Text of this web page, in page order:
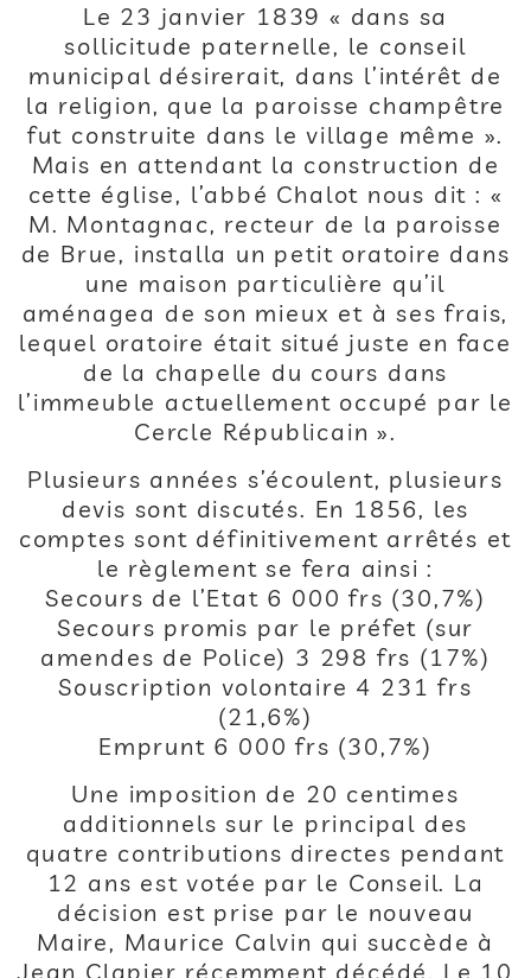
Le 23 janvier 1839 « dans sa
sollicitude paternelle, le conseil
municipal désirerait, dans l’intérêt de
la religion, que la paroisse champêtre
fut construite dans le village même ».
Mais en attendant la construction de
cette église, l’abbé Chalot nous dit : «
M. Montagnac, recteur de la paroisse
de Brue, installa un petit oratoire dans
une maison particulière qu’il
aménagea de son mieux et à ses frais,
lequel oratoire était situé juste en face
de la chapelle du cours dans
l’immeuble actuellement occupé par le
Cercle Républicain ».
Plusieurs années s’écoulent, plusieurs
devis sont discutés. En 1856, les
comptes sont définitivement arrêtés et
le règlement se fera ainsi :
Secours de l’Etat 6 000 frs (30,7%)
Secours promis par le préfet (sur
amendes de Police) 3 298 frs (17%)
Souscription volontaire 4 231 frs
(21,6%)
Emprunt 6 000 frs (30,7%)
Une imposition de 20 centimes
additionnels sur le principal des
quatre contributions directes pendant
12 ans est votée par le Conseil. La
décision est prise par le nouveau
Maire, Maurice Calvin qui succède à
Jean Clapier récemment décédé. Le 10